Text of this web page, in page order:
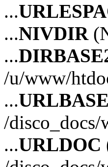
...
...NIVDIR
...
/u/www/
...
/
...URLDOC